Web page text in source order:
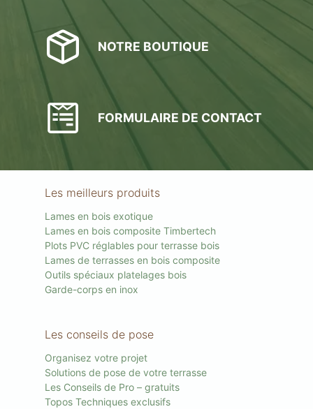
NOTRE BOUTIQUE
FORMULAIRE DE CONTACT
Les meilleurs produits
Lames en bois exotique
Lames en bois composite Timbertech
Plots PVC réglables pour terrasse bois
Lames de terrasses en bois composite
Outils spéciaux platelages bois
Garde-corps en inox
Les conseils de pose
Organisez votre projet
Solutions de pose de votre terrasse
Les Conseils de Pro – gratuits
Topos Techniques exclusifs